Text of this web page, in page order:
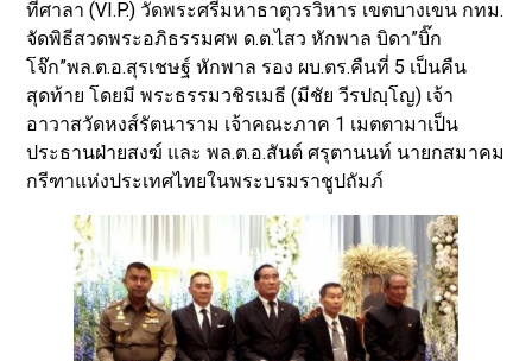
ที่ศาลา (VI.P.) วัดพระศรีมหาธาตุวรวิหาร เขตบางเขน กทม.
จัดพิธีสวดพระอภิธรรมศพ ด.ต.ไสว หักพาล บิดา”บิ๊ก
โจ๊ก”พล.ต.อ.สุรเชษฐ์ หักพาล รอง ผบ.ตร.คืนที่ 5 เป็นคืน
สุดท้าย โดยมี พระธรรมวชิรเมธี (มีชัย วีรปญฺโญ) เจ้า
อาวาสวัดหงส์รัตนาราม เจ้าคณะภาค 1 เมตตามาเป็น
ประธานฝ่ายสงฆ์ และ พล.ต.อ.สันต์ ศรุตานนท์ นายกสมาคม
กรีฑาแห่งประเทศไทยในพระบรมราชูปถัมภ์